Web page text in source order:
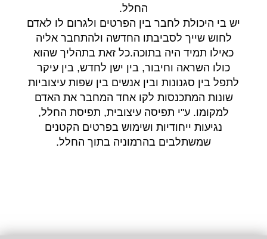
החלל.
יש בי היכולת לחבר בין הפרטים ולגרום לו לאדם
לחוש שייך לסביבתו החדשה ולהתחבר אליה
כאילו תמיד היה בתוכה.כל זאת בתהליך שהוא
כולו השראה וחיבור, בין ישן לחדש, בין עיקר
לתפל בין סגנונות ובין אנשים בין שפות עיצוביות
שונות המתכנסות לקו אחד המחבר את האדם
למקומו. ע"י תפיסה עיצובית, תפיסת החלל,
נגיעות ייחודיות ושימוש בפרטים הקטנים
שמשתלבים בהרמוניה בתוך החלל.